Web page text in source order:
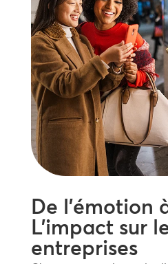
De l’émotion
L’impact sur
entreprises